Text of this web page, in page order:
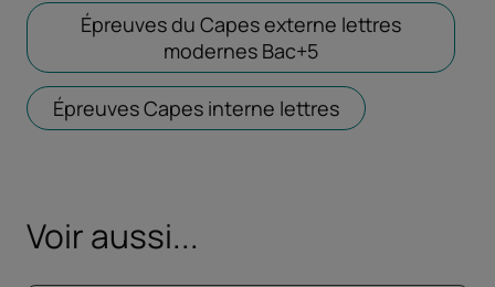
Épreuves du Capes externe lettres
modernes Bac+5 Ouvrir dans un
Épreuves Capes interne lettres Ouvrir dans un
Voir aussi...